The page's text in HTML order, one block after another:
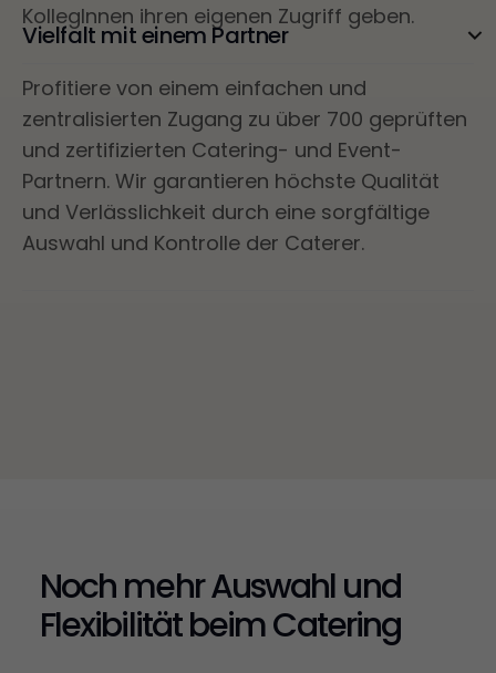
KollegInnen ihren eigenen Zugriff geben.
Vielfalt mit einem Partner
Profitiere von einem einfachen und
zentralisierten Zugang zu über 700 geprüften
und zertifizierten Catering- und Event-
Partnern. Wir garantieren höchste Qualität
und Verlässlichkeit durch eine sorgfältige
Auswahl und Kontrolle der Caterer.
Noch mehr Auswahl und
Flexibilität beim Catering